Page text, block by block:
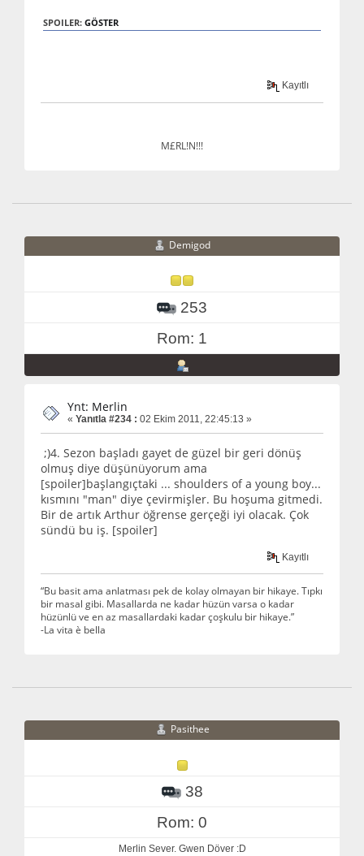
SPOILER: GÖSTER
Kayıtlı
M£RL!N!!!
Demigod
253
Rom: 1
Ynt: Merlin
« Yanıtla #234 : 02 Ekim 2011, 22:45:13 »
;)4. Sezon başladı gayet de güzel bir geri dönüş
olmuş diye düşünüyorum ama
[spoiler]başlangıçtaki ... shoulders of a young boy...
kısmını "man" diye çevirmişler. Bu hoşuma gitmedi.
Bir de artık Arthur öğrense gerçeği iyi olacak. Çok
sündü bu iş. [spoiler]
Kayıtlı
“Bu basit ama anlatması pek de kolay olmayan bir hikaye. Tıpkı
bir masal gibi. Masallarda ne kadar hüzün varsa o kadar
hüzünlü ve en az masallardaki kadar çoşkulu bir hikaye.”
-La vita è bella
Pasithee
38
Rom: 0
Merlin Sever. Gwen Döver :D